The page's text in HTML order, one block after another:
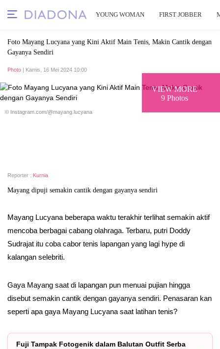
YOUNG WOMAN FIRST JOBBER
Foto Mayang Lucyana yang Kini Aktif Main Tenis, Makin Cantik dengan
Gayanya Sendiri
Photo | Kamis, 16 Mei 2024 10:00
VIEW MORE
9 Photos
© Instagram.com/@mayang.lucyana
Reporter : Kurnia
Mayang dipuji semakin cantik dengan gayanya sendiri
Mayang Lucyana beberapa waktu terakhir terlihat semakin aktif
mencoba berbagai cabang olahraga. Terbaru, putri Doddy
Sudrajat itu coba cabor tenis lapangan yang lagi hype di
kalangan selebriti.
Gaya Mayang saat di lapangan pun menuai pujian hingga
disebut semakin cantik dengan gayanya sendiri. Penasaran kan
seperti apa gaya Mayang Lucyana saat latihan tenis?
Fuji Tampak Fotogenik dalam Balutan Outfit Serba